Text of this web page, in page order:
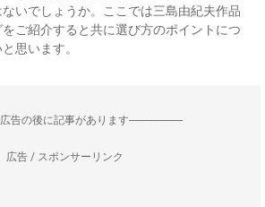
いでしょうか。ここでは三島由紀夫作品
ご紹介すると共に選び方のポイントにつ
思います。
広告の後に記事があります--------------------
広告 / スポンサーリンク